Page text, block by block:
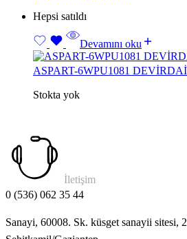
Hepsi satıldı
Devamını oku
ASPART-6WPU1081
Stokta yok
İletişim
0 (536) 062 35 44
Sanayi, 60008. Sk. küsget sanayii sitesi,